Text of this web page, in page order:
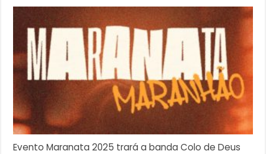
Evento Maranata 2025 trará a banda Colo de Deus